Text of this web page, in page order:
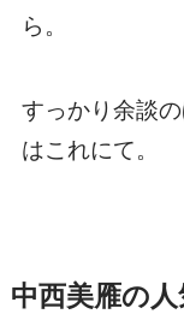
ら。
すっかり余談
はこれにて。
中西美雁の